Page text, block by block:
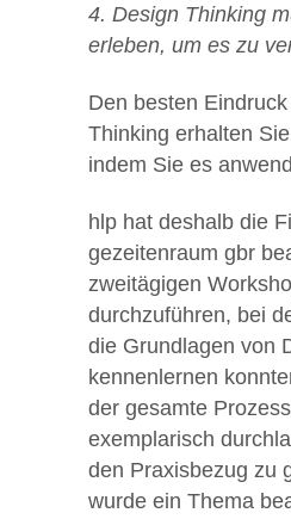
4. Design Thinking
erleben, um es zu
Den besten
Thinking erhalten
indem Sie es
hlp hat deshalb die
gezeitenraum gbr
zweitägigen
durchzuführen, bei
die Grundlagen von
kennenlernen
der gesamte
exemplarisch
den Praxisbezug zu
wurde ein Thema